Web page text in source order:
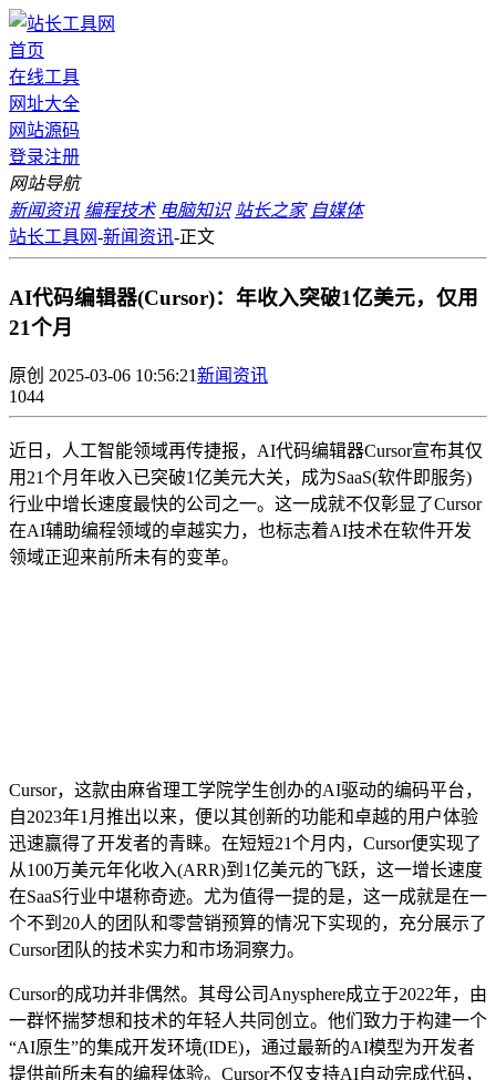
首页
在线工具
网址大全
网站源码
登录注册
网站导航
新闻资讯 编程技术 电脑知识 站长之家 自媒体
站长工具网-新闻资讯-正文
AI代码编辑器(Cursor)：年收入突破1亿美元，仅用
21个月
原创 2025-03-06 10:56:21新闻资讯
1044
近日，人工智能领域再传捷报，AI代码编辑器Cursor宣布其仅
用21个月年收入已突破1亿美元大关，成为SaaS(软件即服务)
行业中增长速度最快的公司之一。这一成就不仅彰显了Cursor
在AI辅助编程领域的卓越实力，也标志着AI技术在软件开发
领域正迎来前所未有的变革。
Cursor，这款由麻省理工学院学生创办的AI驱动的编码平台，
自2023年1月推出以来，便以其创新的功能和卓越的用户体验
迅速赢得了开发者的青睐。在短短21个月内，Cursor便实现了
从100万美元年化收入(ARR)到1亿美元的飞跃，这一增长速度
在SaaS行业中堪称奇迹。尤为值得一提的是，这一成就是在一
个不到20人的团队和零营销预算的情况下实现的，充分展示了
Cursor团队的技术实力和市场洞察力。
Cursor的成功并非偶然。其母公司Anysphere成立于2022年，由
一群怀揣梦想和技术的年轻人共同创立。他们致力于构建一个
“AI原生”的集成开发环境(IDE)，通过最新的AI模型为开发者
提供前所未有的编程体验。Cursor不仅支持AI自动完成代码，